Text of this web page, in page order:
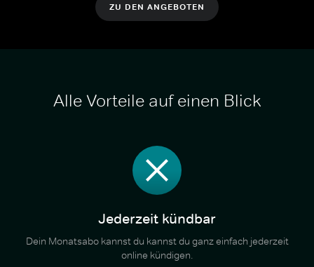
ZU DEN ANGEBOTEN
Alle Vorteile auf einen Blick
Jederzeit kündbar
Dein Monatsabo kannst du kannst du ganz einfach jederzeit
online kündigen.